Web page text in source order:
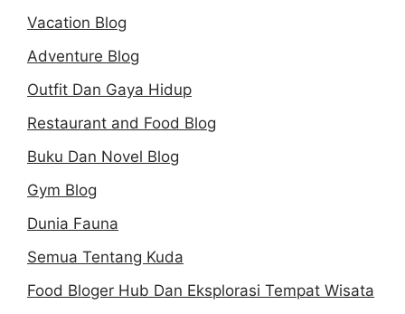
Vacation Blog
Adventure Blog
Outfit Dan Gaya Hidup
Restaurant and Food Blog
Buku Dan Novel Blog
Gym Blog
Dunia Fauna
Semua Tentang Kuda
Food Bloger Hub Dan Eksplorasi Tempat Wisata